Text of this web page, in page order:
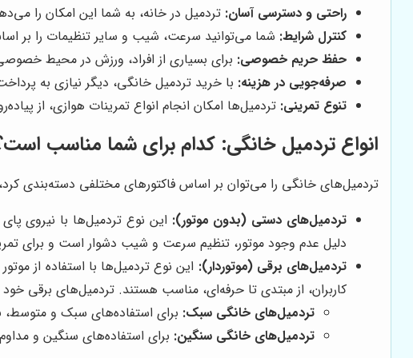
راحتی و دسترسی آسان: تردمیل در خانه، به شما این امکان را
کنترل شرایط: شما می‌توانید سرعت، شیب و سایر تنظیمات را بر
حفظ حریم خصوصی: برای بسیاری از افراد، ورزش در محیط
صرفه‌جویی در هزینه: با خرید تردمیل خانگی، دیگر نیازی به
تنوع تمرینی: تردمیل‌ها امکان انجام انواع تمرینات هوازی، از
انواع تردمیل خانگی: کدام برای شما مناسب
تردمیل‌های خانگی را می‌توان بر اساس فاکتورهای مختلفی دسته‌بندی
تردمیل‌های دستی (بدون موتور): این نوع تردمیل‌ها با نیروی
دلیل عدم وجود موتور، تنظیم سرعت و شیب دشوار است و برای
تردمیل‌های برقی (موتوردار): این نوع تردمیل‌ها با استفاده از
کاربران، از مبتدی تا حرفه‌ای، مناسب هستند. تردمیل‌های برقی
تردمیل‌های خانگی سبک: برای استفاده‌های سبک و متوسط،
تردمیل‌های خانگی سنگین: برای استفاده‌های سنگین و